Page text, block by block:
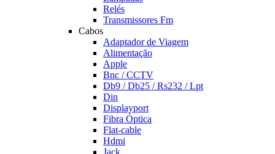
Relés
Transmissores Fm
Cabos
Adaptador de Viagem
Alimentação
Apple
Bnc / CCTV
Db9 / Db25 / Rs232 / Lpt
Din
Displayport
Fibra Óptica
Flat-cable
Hdmi
Jack